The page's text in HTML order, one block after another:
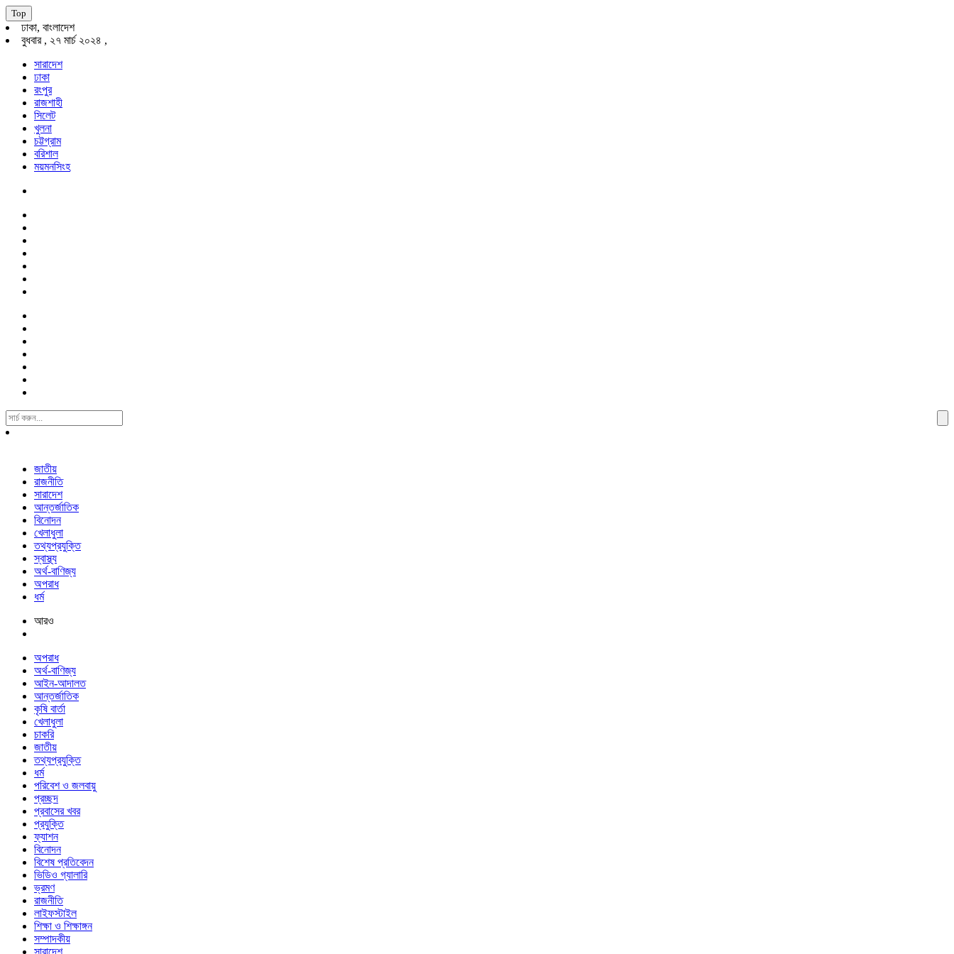
Top
ঢাকা, বাংলাদেশ
বুধবার , ২৭ মার্চ ২০২৪ ,
সারাদেশ
ঢাকা
রংপুর
রাজশাহী
সিলেট
খুলনা
চট্টগ্রাম
বরিশাল
ময়মনসিংহ
Search
For:
জাতীয়
রাজনীতি
সারাদেশ
আন্তর্জাতিক
বিনোদন
খেলাধুলা
তথ্যপ্রযুক্তি
স্বাস্থ্য
অর্থ-বাণিজ্য
অপরাধ
ধর্ম
আরও
অপরাধ
অর্থ-বাণিজ্য
আইন-আদালত
আন্তর্জাতিক
কৃষি বার্তা
খেলাধুলা
চাকরি
জাতীয়
তথ্যপ্রযুক্তি
ধর্ম
পরিবেশ ও জলবায়ু
প্রচ্ছদ
প্রবাসের খবর
প্রযুক্তি
ফ্যাশন
বিনোদন
বিশেষ প্রতিবেদন
ভিডিও গ্যালারি
ভ্রমণ
রাজনীতি
লাইফস্টাইল
শিক্ষা ও শিক্ষাঙ্গন
সম্পাদকীয়
সারাদেশ